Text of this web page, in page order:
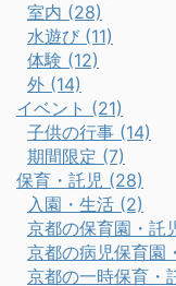
室内 (28)
水遊び (11)
体験 (12)
外 (14)
イベント (21)
子供の行事 (14)
期間限定 (7)
保育・託児 (28)
入園・生活 (2)
京都の保育園・託
京都の病児保育園
京都の一時保育・